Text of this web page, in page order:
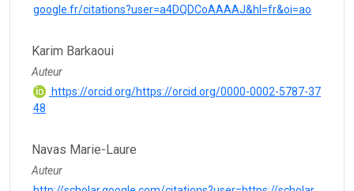
google.fr/citations?user=a4DQDCoAAAAJ&hl=fr&oi=ao
Karim Barkaoui
Auteur
https://orcid.org/https://orcid.org/0000-0002-5787-37
48
Navas Marie-Laure
Auteur